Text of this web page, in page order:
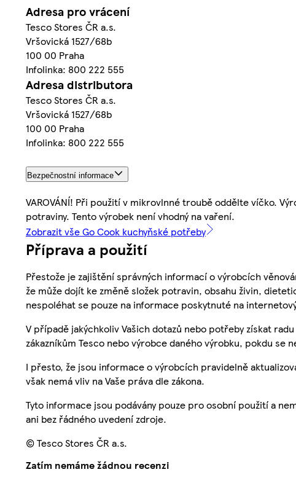
Adresa pro vrácení
Tesco Stores ČR a.s.
Vršovická 1527/68b
100 00 Praha
Infolinka: 800 222 555
Adresa distributora
Tesco Stores ČR a.s.
Vršovická 1527/68b
100 00 Praha
Infolinka: 800 222 555
Bezpečnostní informace
VAROVÁNÍ! Při použití v mikrovlnné troubě oddělte víčko.
potraviny. Tento výrobek není vhodný na vaření.
Zobrazit vše Go Cook kuchyňské potřeby
Příprava a použití
Přestože je zajištění správných informací o výrobcích
že může dojít ke změně složek potravin, obsahu živin,
nespoléhat se pouze na informace poskytnuté na
V případě jakýchkoliv Vašich dotazů nebo potřeby získat
zákazníkům Tesco nebo výrobce daného výrobku, pokdu se
I přesto, že jsou informace o výrobcích pravidelně
však nemá vliv na Vaše práva dle zákona.
Tyto informace jsou podávány pouze pro osobní použití a
ani bez řádného uvedení zdroje.
© Tesco Stores ČR a.s.
Zatím nemáme žádnou recenzi